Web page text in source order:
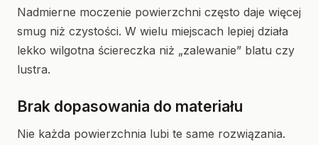
Nadmierne moczenie powierzchni często daje więcej
smug niż czystości. W wielu miejscach lepiej działa
lekko wilgotna ściereczka niż „zalewanie” blatu czy
lustra.
Brak dopasowania do materiału
Nie każda powierzchnia lubi te same rozwiązania.